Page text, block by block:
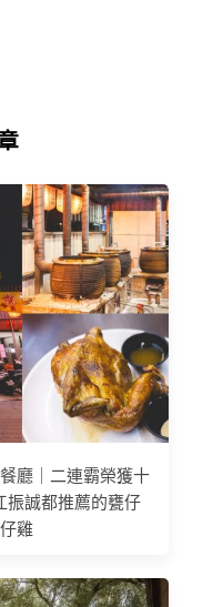
廳｜二連霸榮獲十
振誠都推薦的甕仔
雞